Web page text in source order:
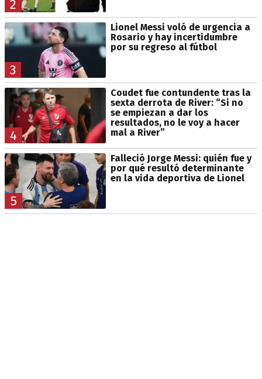
2
3
Lionel Messi voló de urgencia a
Rosario y hay incertidumbre
por su regreso al fútbol
4
Coudet fue contundente tras la
sexta derrota de River: “Si no
se empiezan a dar los
resultados, no le voy a hacer
mal a River”
5
Falleció Jorge Messi: quién fue y
por qué resultó determinante
en la vida deportiva de Lionel